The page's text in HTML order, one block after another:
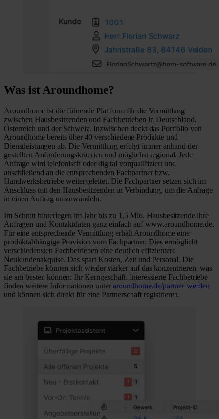
Was ist Aroundhome?
Aroundhome ist die führende Plattform für die Vermittlung
zwischen Hausbesitzenden und Fachbetrieben in Deutschland,
Österreich und der Schweiz. Inzwischen deckt das Portfolio von
Aroundhome bereits über 40 verschiedene Produkte und
Dienstleistungen ab. Die Vermittlung erfolgt immer anhand der
gestellten Anforderungskriterien und möglichst regional. Jede
Anfrage wird telefonisch oder digital vorqualifiziert und
anschließend an die entsprechenden Fachpartner bzw.
Handwerksbetriebe weitergeleitet. Die Fachpartner setzen sich im
Anschluss mit den Hausbesitzenden in Verbindung, um die Anfrage
in einen Auftrag umzuwandeln.
Im Schnitt hinterlegen im Jahr bis zu 1,5 Mio. Hausbesitzende ihre
Anfragen und Kontaktdaten ganz einfach auf www.aroundhome.de.
Für eine entsprechende Vermittlung erhält Aroundhome eine
produktabhängige Provision vom Fachpartner. Dies ermöglicht
verschiedensten Fachbetrieben eine deutlich effizientere
Neukundenakquise. Das spart Kosten, Zeit und Personal. Die
Fachbetriebe können sich wieder stärker auf das konzentrieren, was
sie am besten können: Ihr Kerngeschäft. Interessierte Fachbetriebe
finden weitere Informationen unter aroundhome.de/partner-werden
und können sich direkt für eine Partnerschaft registrieren.